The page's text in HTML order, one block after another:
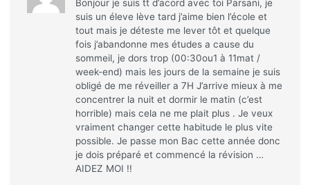
Bonjour je suis tt d’acord avec toi Parsani, je
suis un éleve lève tard j’aime bien l’école et
tout mais je déteste me lever tôt et quelque
fois j’abandonne mes études a cause du
sommeil, je dors trop (00:30ou1 à 11mat /
week-end) mais les jours de la semaine je suis
obligé de me réveiller a 7H J’arrive mieux à me
concentrer la nuit et dormir le matin (c’est
horrible) mais cela ne me plait plus . Je veux
vraiment changer cette habitude le plus vite
possible. Je passe mon Bac cette année donc
je dois préparé et commencé la révision …
AIDEZ MOI !!